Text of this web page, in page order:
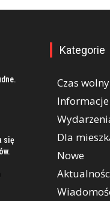
się
Kategorie
Czas wolny
Informacje
Dla
Nowe